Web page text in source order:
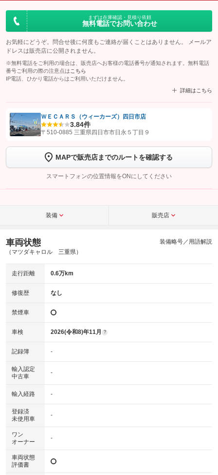
まずは在庫確認・見積り依頼
無料電話でお問い合わせ
お気軽にどうぞ。問合せ後に何度もご連絡が届くことはありません。 メールア
ドレスは販売店に公開されません。
※無料電話をご利用の場合は、販売店へお客様の電話番号が通知されます。無料電話
番号ご利用の際の注意点は こちら
IP電話、ひかり電話からはご利用いただけません。
詳細はこちら
【STEP1】認証画面でグーネットを友だち追加してから「許可する」ボタンを押
トーク画面で
ボタンをタップして問い合わせを
完了してください。
こちら
ＷＥＣＡＲＳ（ウィーカーズ）四日市店
3.84件
〒510-0885 三重県四日市市日永５丁目９
MAPで販売店までのルートを確認する
スマートフォンの位置情報をONにしてください
装備 販売店
車両状態
（マツダキャロル 三重県）
装備略号／用語解説
走行距離 0.6万km
修復歴 なし
禁煙車
車検 2026(令和8)年11月 ?
記録簿 -
輸入認定
中古車
-
輸入経路 -
登録済
未使用車
-
ワン
オーナー
-
車両状態
評価書